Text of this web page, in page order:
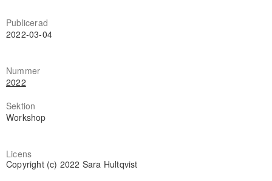
Publicerad
2022-03-04
Nummer
2022
Sektion
Workshop
Licens
Copyright (c) 2022 Sara Hultqvist